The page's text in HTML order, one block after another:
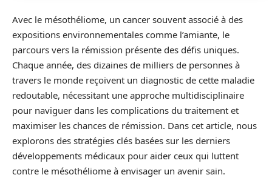
Avec le mésothéliome, un cancer souvent associé à des
expositions environnementales comme l’amiante, le
parcours vers la rémission présente des défis uniques.
Chaque année, des dizaines de milliers de personnes à
travers le monde reçoivent un diagnostic de cette maladie
redoutable, nécessitant une approche multidisciplinaire
pour naviguer dans les complications du traitement et
maximiser les chances de rémission. Dans cet article, nous
explorons des stratégies clés basées sur les derniers
développements médicaux pour aider ceux qui luttent
contre le mésothéliome à envisager un avenir sain.